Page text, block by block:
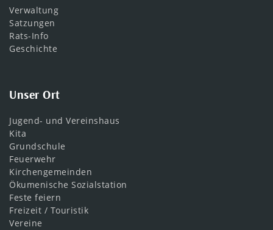
Verwaltung
Satzungen
Rats-Info
Geschichte
Unser Ort
Jugend- und Vereinshaus
Kita
Grundschule
Feuerwehr
Kirchengemeinden
Ökumenische Sozialstation
Feste feiern
Freizeit / Touristik
Vereine